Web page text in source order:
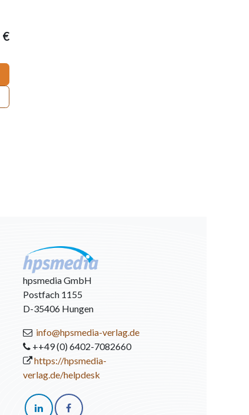
€
hpsmedia GmbH
Postfach 1155
D-35406 Hungen
info@hpsmedia-verlag.de
++49 (0) 6402-7082660
https://hpsmedia-
verlag.de/helpdesk